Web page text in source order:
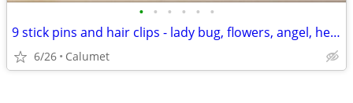
• • • • • •
9 stick pins and hair clips - lady bug, flowers, angel, heart, more...
6/26 Calumet